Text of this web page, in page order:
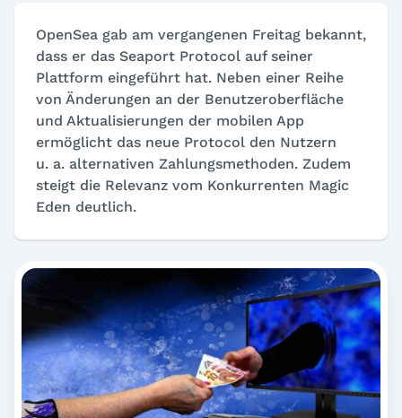
OpenSea gab am vergangenen Freitag bekannt,
dass er das Seaport Protocol auf seiner
Plattform eingeführt hat. Neben einer Reihe
von Änderungen an der Benutzeroberfläche
und Aktualisierungen der mobilen App
ermöglicht das neue Protocol den Nutzern
u. a. alternativen Zahlungsmethoden. Zudem
steigt die Relevanz vom Konkurrenten Magic
Eden deutlich.